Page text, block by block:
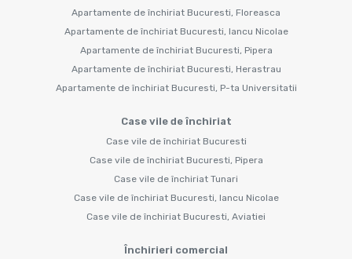
Apartamente de închiriat Bucuresti, Floreasca
Apartamente de închiriat Bucuresti, Iancu Nicolae
Apartamente de închiriat Bucuresti, Pipera
Apartamente de închiriat Bucuresti, Herastrau
Apartamente de închiriat Bucuresti, P-ta Universitatii
Case vile de închiriat
Case vile de închiriat Bucuresti
Case vile de închiriat Bucuresti, Pipera
Case vile de închiriat Tunari
Case vile de închiriat Bucuresti, Iancu Nicolae
Case vile de închiriat Bucuresti, Aviatiei
Închirieri comercial